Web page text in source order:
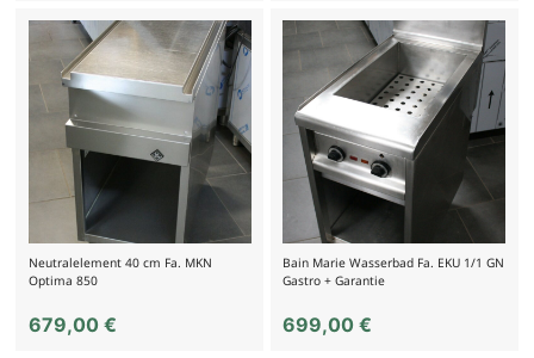
Neutralelement 40 cm Fa. MKN
Optima 850
679,00 €
Bain Marie Wasserbad Fa. EKU 1/1 GN
Gastro + Garantie
699,00€